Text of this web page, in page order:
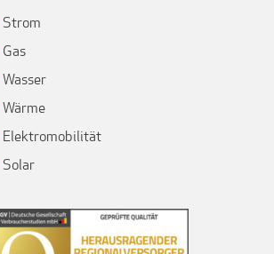
Strom
Gas
Wasser
Wärme
Elektromobilität
Solar